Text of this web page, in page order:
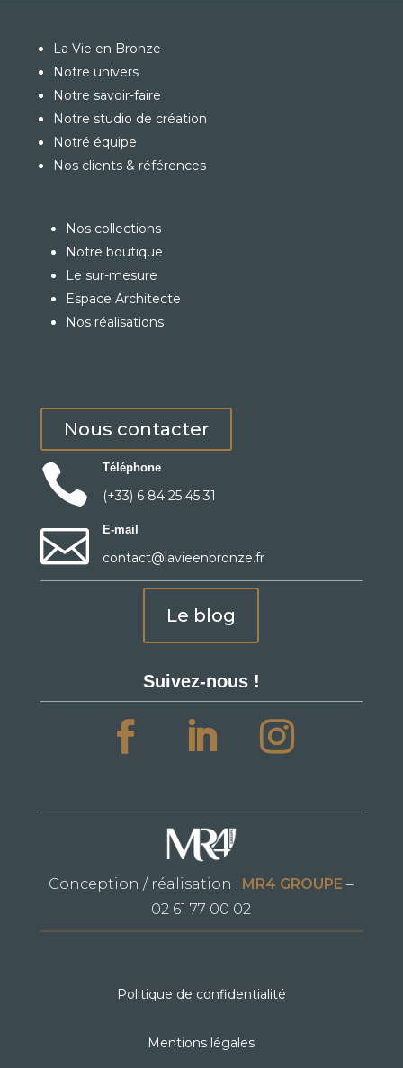
La Vie en Bronze
Notre univers
Notre savoir-faire
Notre studio de création
Notré équipe
Nos clients & références
Nos collections
Notre boutique
Le sur-mesure
Espace Architecte
Nos réalisations
Nous contacter
 Téléphone
(+33) 6 84 25 45 31
 E-mail
contact@lavieenbronze.fr
Le blog
Suivez-nous !
Conception / réalisation : MR4 GROUPE –
02 61 77 00 02
Politique de confidentialité
Mentions légales